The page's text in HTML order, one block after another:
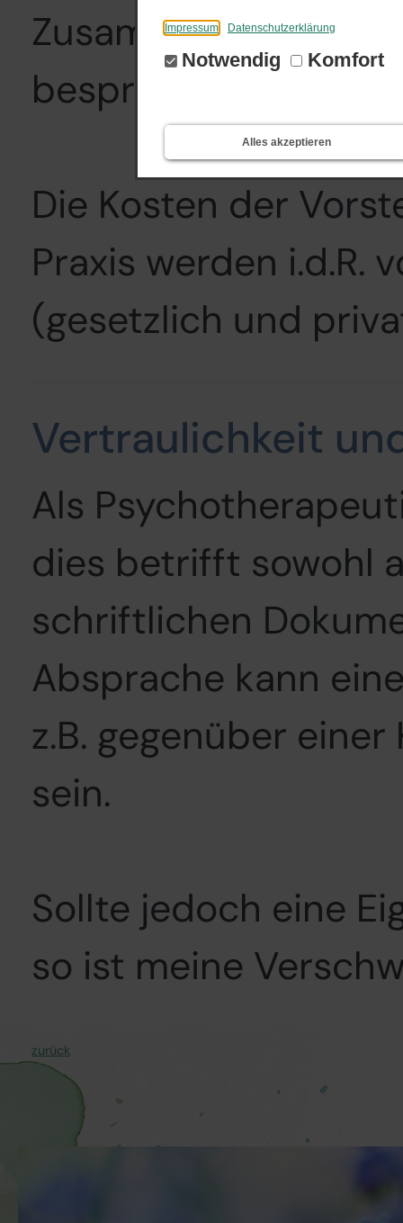
Impressum Datenschutzerklärung
Notwendig Komfort
Alles akzeptieren
Zusammenarbeit
besprochen und ein
Die Kosten der
Praxis werden i.d.R.
(gesetzlich und
Vertraulichkeit
Als
dies betrifft sowohl
schriftlichen
Absprache kann
z.B. gegenüber
sein.
Sollte jedoch eine
so ist meine
zurück